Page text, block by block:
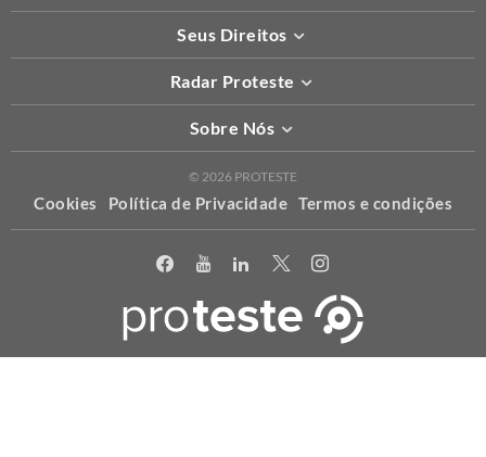
Seus Direitos
Radar Proteste
Sobre Nós
© 2026 PROTESTE
Cookies Política de Privacidade Termos e condições